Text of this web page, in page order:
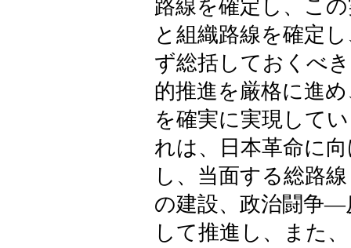
路線を確定し、こ
と組織路線を確定
ず総括しておくべ
的推進を厳格に進
を確実に実現して
れは、日本革命に
し、当面する総路
の建設、政治闘争
して推進し、また